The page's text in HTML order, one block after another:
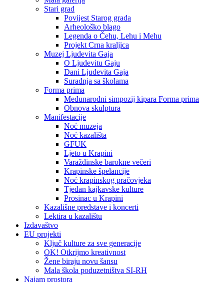
Stari grad
Povijest Starog grada
Arheološko blago
Legenda o Čehu, Lehu i Mehu
Projekt Crna kraljica
Muzej Ljudevita Gaja
O Ljudevitu Gaju
Dani Ljudevita Gaja
Suradnja sa školama
Forma prima
Međunarodni simpozij kipara Forma prima
Obnova skulptura
Manifestacije
Noć muzeja
Noć kazališta
GFUK
Ljeto u Krapini
Varaždinske barokne večeri
Krapinske špelancije
Noć krapinskog pračovjeka
Tjedan kajkavske kulture
Prosinac u Krapini
Kazališne predstave i koncerti
Lektira u kazalištu
Izdavaštvo
EU projekti
Ključ kulture za sve generacije
OK! Otkrijmo kreativnost
Žene biraju novu šansu
Mala škola poduzetništva SI-RH
Najam prostora